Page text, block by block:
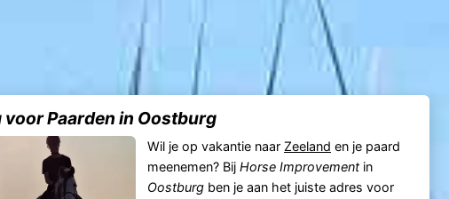
Paarden in Oostburg
Wil je op vakantie naar Zeeland en je paard
meenemen? Bij Horse Improvementin
Oostburgben je aan het juiste adres voor